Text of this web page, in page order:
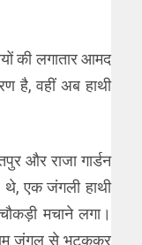
की लगातार आमद
है, वहीं अब हाथी
और राजा गार्डन
एक जंगली हाथी
मचाने लगा।
जंगल से भटककर